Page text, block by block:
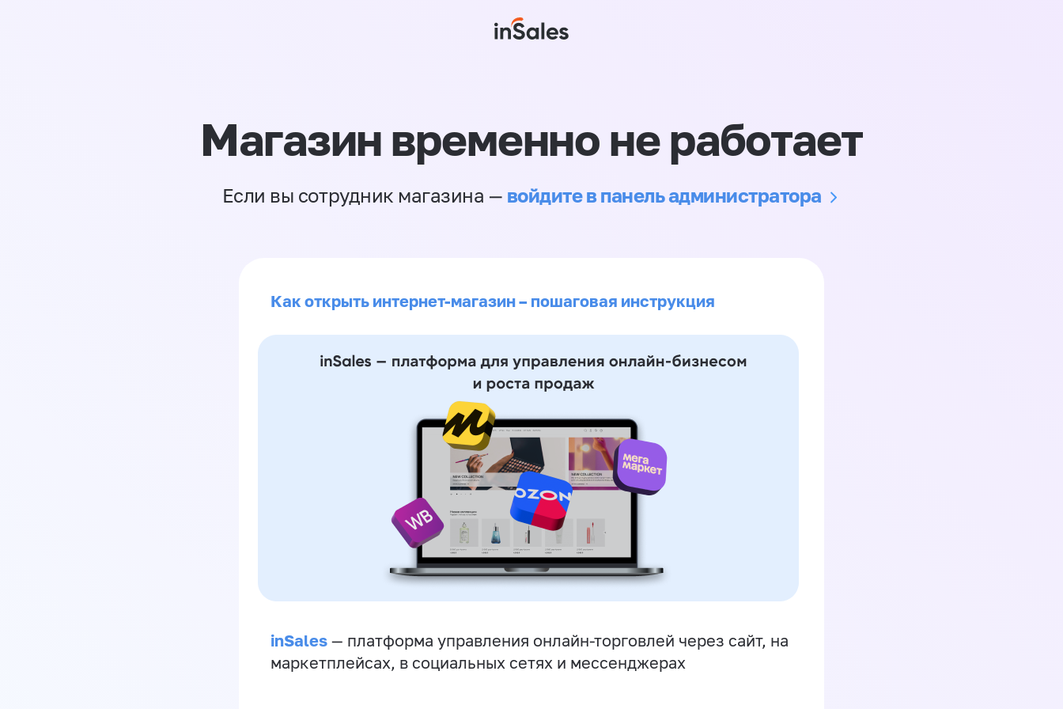
Магазин временно не работает
Если вы сотрудник магазина — войдите в панель администратора
Как открыть интернет-магазин – пошаговая инструкция
inSales — платформа управления онлайн-торговлей через сайт, на
маркетплейсах, в социальных сетях и мессенджерах